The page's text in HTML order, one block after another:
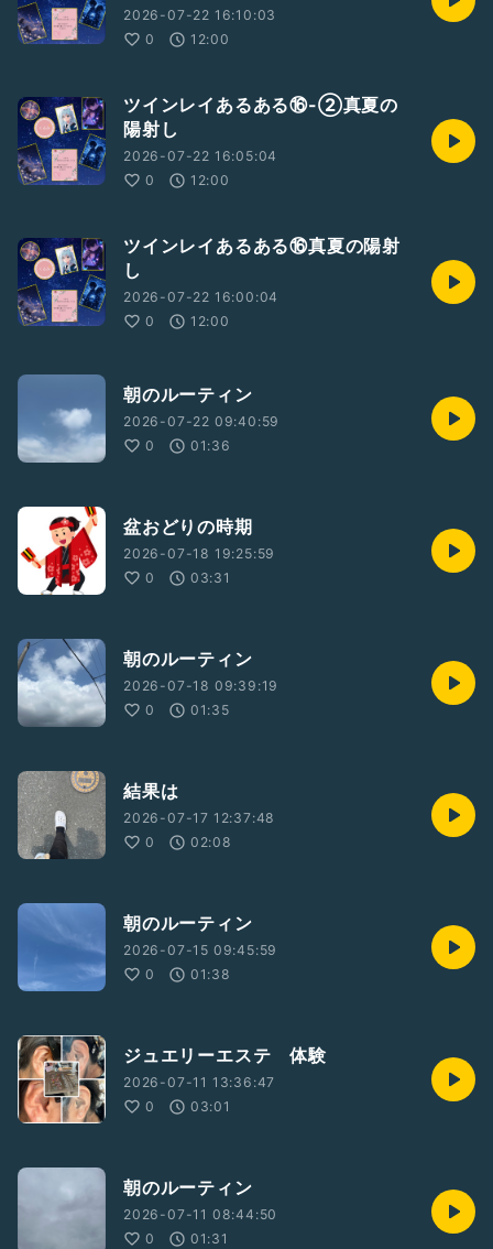
2026-07-22 16:10:03
0
12:00
ツインレイあるある⑯-②真夏の
陽射し
2026-07-22 16:05:04
0
12:00
ツインレイあるある⑯真夏の陽射
し
2026-07-22 16:00:04
0
12:00
朝のルーティン
2026-07-22 09:40:59
0
01:36
盆おどりの時期
2026-07-18 19:25:59
0
03:31
朝のルーティン
2026-07-18 09:39:19
0
01:35
結果は
2026-07-17 12:37:48
0
02:08
朝のルーティン
2026-07-15 09:45:59
0
01:38
ジュエリーエステ 体験
2026-07-11 13:36:47
0
03:01
朝のルーティン
2026-07-11 08:44:50
0
01:31